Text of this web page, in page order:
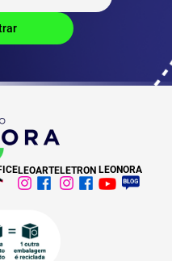
LEOARTELETRON LEONORA